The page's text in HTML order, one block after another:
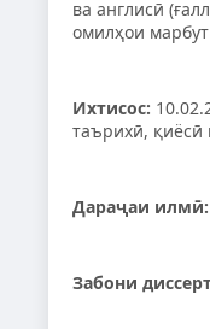
ва англисӣ
омилҳои
Ихтисос:
таърихӣ, қиёсӣ
Дараҷаи илмӣ:
Забони